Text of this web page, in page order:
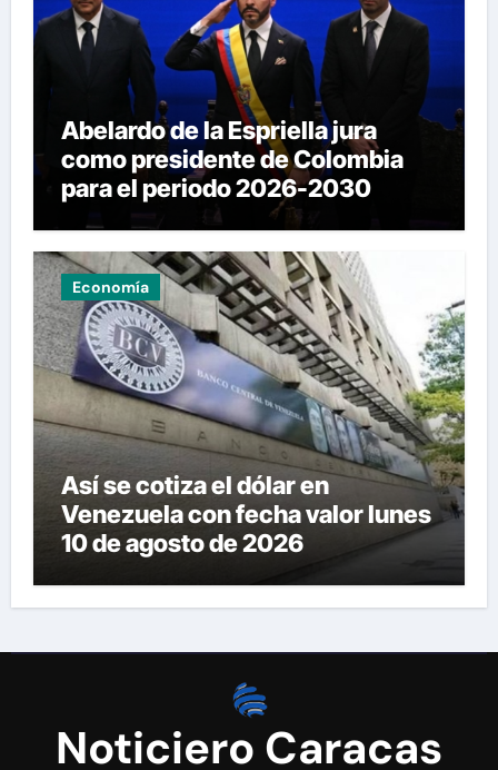
Abelardo de la Espriella jura
como presidente de Colombia
para el periodo 2026-2030
Economía
Así se cotiza el dólar en
Venezuela con fecha valor lunes
10 de agosto de 2026
Noticiero Caracas